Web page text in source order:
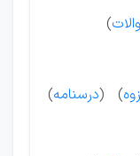
)
) (درسنامه)